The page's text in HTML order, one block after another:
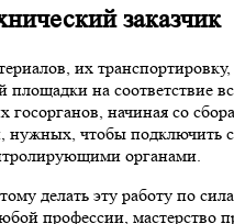
заказчик
их
площадки на соответствие
начиная со
нужных, чтобы
органами.
делать эту работу по
профессии,